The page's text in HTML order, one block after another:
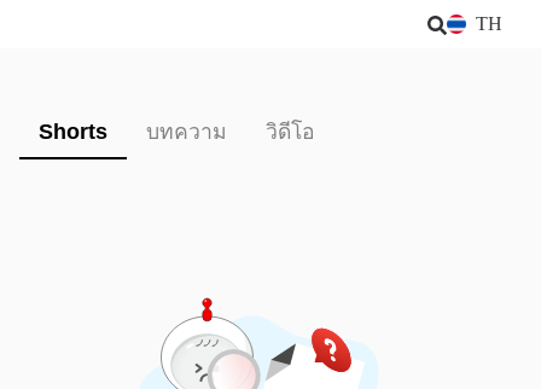
TH
Shorts บทความ วิดีโอ